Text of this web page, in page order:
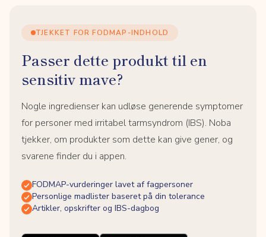
TJEKKET FOR FODMAP-INDHOLD
Passer dette produkt til en
sensitiv mave?
Nogle ingredienser kan udløse generende symptomer
for personer med irritabel tarmsyndrom (IBS). Noba
tjekker, om produkter som dette kan give gener, og
svarene finder du i appen.
FODMAP-vurderinger lavet af fagpersoner
Personlige madlister baseret på din tolerance
Artikler, opskrifter og IBS-dagbog